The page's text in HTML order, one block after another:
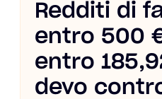
Redditi di
entro 500
entro
devo